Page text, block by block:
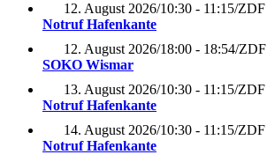
12. August 2026/10:30 - 11:15/ZDF
Notruf Hafenkante
12. August 2026/18:00 - 18:54/ZDF
SOKO Wismar
13. August 2026/10:30 - 11:15/ZDF
Notruf Hafenkante
14. August 2026/10:30 - 11:15/ZDF
Notruf Hafenkante